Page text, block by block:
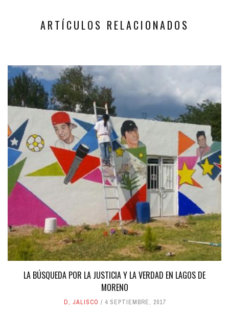
ARTÍCULOS RELACIONADOS
LA BÚSQUEDA POR LA JUSTICIA Y LA VERDAD EN LAGOS DE
MORENO
D, JALISCO 4 SEPTIEMBRE, 2017